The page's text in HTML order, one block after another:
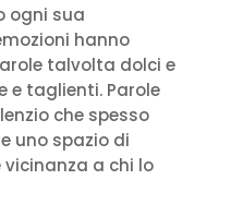
ogni sua
hanno
talvolta dolci e
e taglienti. Parole
che spesso
uno spazio di
a chi lo